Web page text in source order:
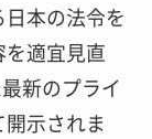
日本の法令を
を適宜見直
新のプライ
示されま